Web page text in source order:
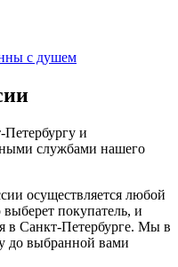
с душем
Петербургу и
службами нашего
осуществляется любой
покупатель, и
в Санкт-Петербурге. Мы в
до выбранной вами